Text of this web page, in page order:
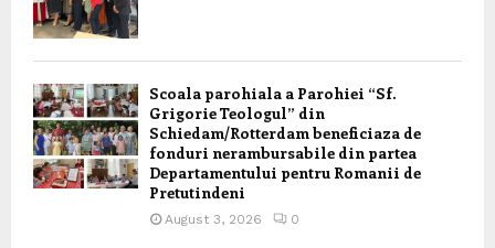
Scoala parohiala a Parohiei “Sf.
Grigorie Teologul” din
Schiedam/Rotterdam beneficiaza de
fonduri nerambursabile din partea
Departamentului pentru Romanii de
Pretutindeni
August 3, 2026 0